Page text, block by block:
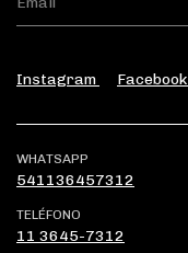
Instagram Facebook
WHATSAPP
541136457312
TELÉFONO
11 3645-7312